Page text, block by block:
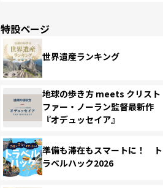
特設ページ
世界遺産ランキング
地球の歩き方 meets クリスト
ファー・ノーラン監督最新作
『オデュッセイア』
準備も滞在もスマートに！ ト
ラベルハック2026